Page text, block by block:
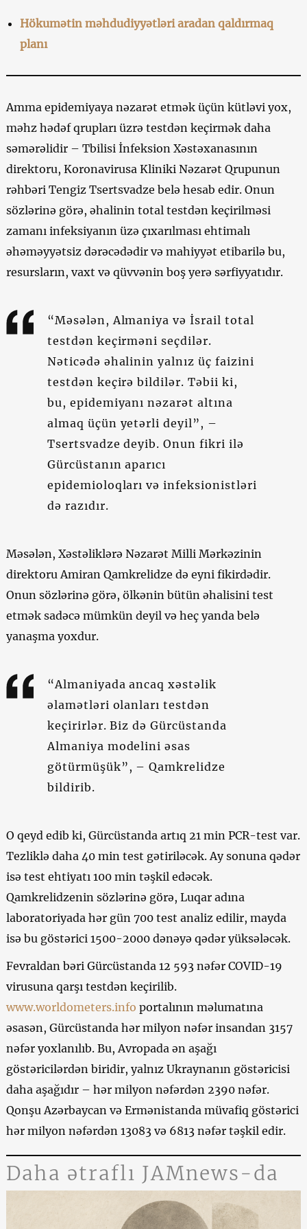
Hökumətin məhdudiyyətləri aradan qaldırmaq
planı
Amma epidemiyaya nəzarət etmək üçün kütləvi yox,
məhz hədəf qrupları üzrə testdən keçirmək daha
səmərəlidir – Tbilisi İnfeksion Xəstəxanasının
direktoru, Koronavirusa Kliniki Nəzarət Qrupunun
rəhbəri Tengiz Tsertsvadze belə hesab edir. Onun
sözlərinə görə, əhalinin total testdən keçirilməsi
zamanı infeksiyanın üzə çıxarılması ehtimalı
əhəməyyətsiz dərəcədədir və mahiyyət etibarilə bu,
resursların, vaxt və qüvvənin boş yerə sərfiyyatıdır.
“Məsələn, Almaniya və İsrail total
testdən keçirməni seçdilər.
Nəticədə əhalinin yalnız üç faizini
testdən keçirə bildilər. Təbii ki,
bu, epidemiyanı nəzarət altına
almaq üçün yetərli deyil”, –
Tsertsvadze deyib. Onun fikri ilə
Gürcüstanın aparıcı
epidemioloqları və infeksionistləri
də razıdır.
Məsələn, Xəstəliklərə Nəzarət Milli Mərkəzinin
direktoru Amiran Qamkrelidze də eyni fikirdədir.
Onun sözlərinə görə, ölkənin bütün əhalisini test
etmək sadəcə mümkün deyil və heç yanda belə
yanaşma yoxdur.
“Almaniyada ancaq xəstəlik
əlamətləri olanları testdən
keçirirlər. Biz də Gürcüstanda
Almaniya modelini əsas
götürmüşük”, – Qamkrelidze
bildirib.
O qeyd edib ki, Gürcüstanda artıq 21 min PCR-test var.
Tezliklə daha 40 min test gətiriləcək. Ay sonuna qədər
isə test ehtiyatı 100 min təşkil edəcək.
Qamkrelidzenin sözlərinə görə, Luqar adına
laboratoriyada hər gün 700 test analiz edilir, mayda
isə bu göstərici 1500-2000 dənəyə qədər yüksələcək.
Fevraldan bəri Gürcüstanda 12 593 nəfər COVID-19
virusuna qarşı testdən keçirilib.
www.worldometers.info portalının məlumatına
əsasən, Gürcüstanda hər milyon nəfər insandan 3157
nəfər yoxlanılıb. Bu, Avropada ən aşağı
göstəricilərdən biridir, yalnız Ukraynanın göstəricisi
daha aşağıdır – hər milyon nəfərdən 2390 nəfər.
Qonşu Azərbaycan və Ermənistanda müvafiq göstərici
hər milyon nəfərdən 13083 və 6813 nəfər təşkil edir.
Daha ətraflı JAMnews-da